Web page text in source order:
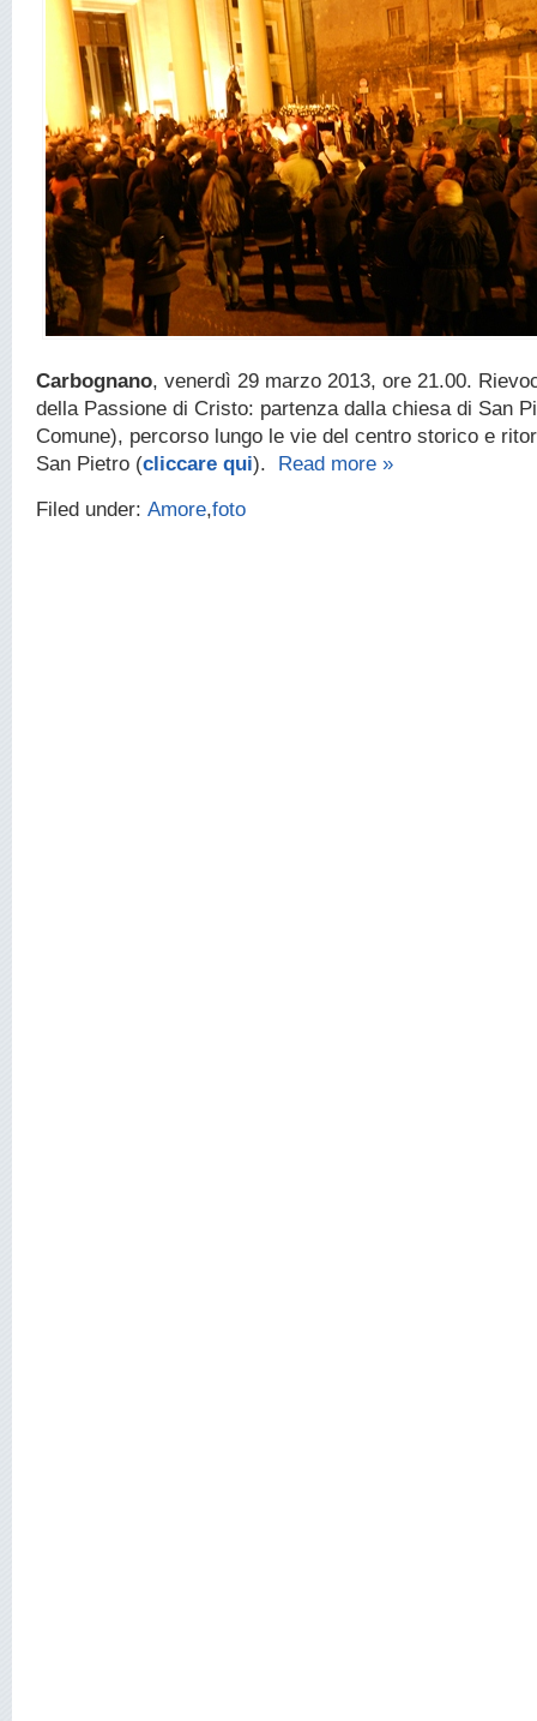
Carbognano, venerdì 29 marzo 2013, ore 21.00.
della Passione di Cristo: partenza dalla chiesa di San
Comune), percorso lungo le vie del centro storico e
San Pietro (cliccare qui). Read more »
Filed under: Amore,foto